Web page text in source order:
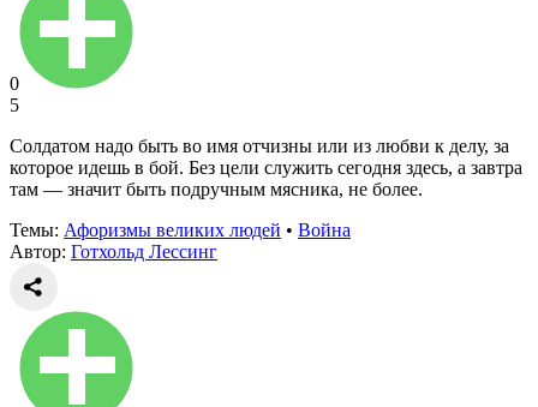
0
5
Солдатом надо быть во имя отчизны или из любви к делу, за
которое идешь в бой. Без цели служить сегодня здесь, а завтра
там — значит быть подручным мясника, не более.
Темы: Афоризмы великих людей • Война
Автор: Готхольд Лессинг